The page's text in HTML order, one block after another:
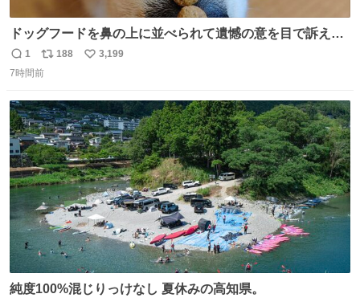
ドッグフードを鼻の上に並べられて遺憾の意を目で訴えて
くるコーギー
返
信
1
リ
ポ
ト
数
188
い
数
3,199
7時間前
純度100%混じりっけなし 夏休みの高知県。